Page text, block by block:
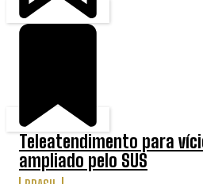
Teleatendimento para
ampliado pelo SUS